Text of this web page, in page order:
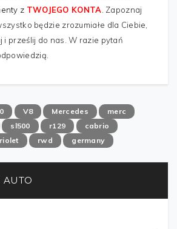
z TWOJEGO KONTA Zapoznaj
będzie zrozumiałe dla Ciebie,
i prześlij do nas. W razie pytań
V8 Mercedes
merc
sl500 r129
cabrio
rwd
germany
AUTO